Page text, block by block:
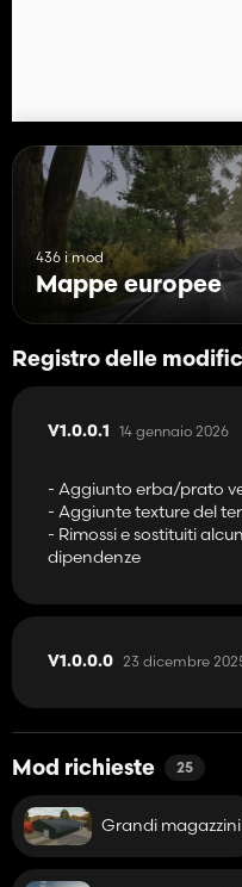
mucche. L'azienda agricola
Lachem, con un ulteriore
436 i mod
Mappe europee
Registro delle
V1.0.0.1 14 gennaio 2026
- Aggiunto erba/prato
- Aggiunte texture del
- Rimossi e sostituiti
dipendenze
V1.0.0.0 23 dicembre
Mod richieste 25
Grandi magazzini